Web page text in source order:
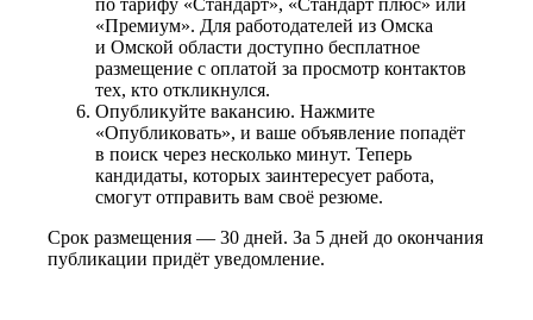
«Премиум». Для работодателей из Омска
и Омской области доступно бесплатное
размещение с оплатой за просмотр контактов
тех, кто откликнулся.
Опубликуйте вакансию. Нажмите
«Опубликовать», и ваше объявление попадёт
в поиск через несколько минут. Теперь
кандидаты, которых заинтересует работа,
смогут отправить вам своё резюме.
Срок размещения — 30 дней. За 5 дней до окончания
публикации придёт уведомление.